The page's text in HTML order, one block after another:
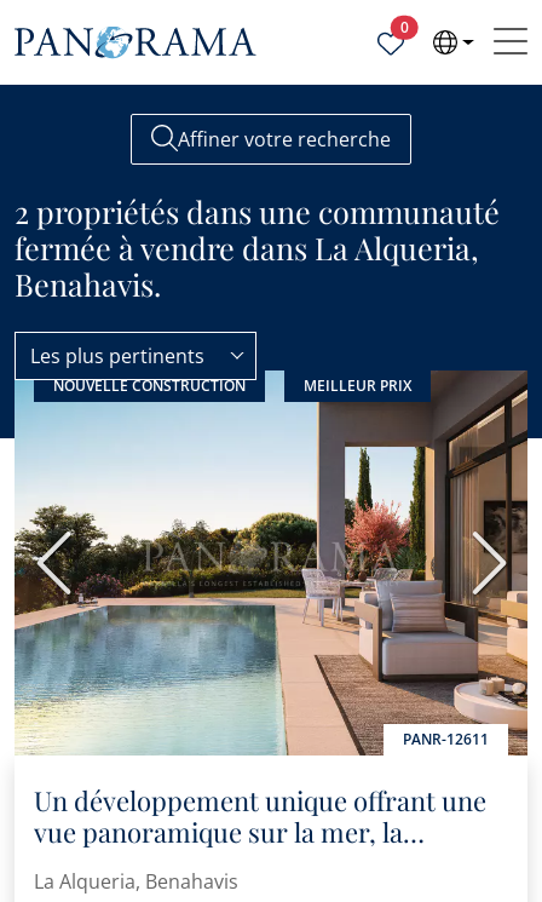
0Propriétés
Affiner votre recherche
2 propriétés dans une communauté
fermée à vendre dans La Alqueria,
Benahavis.
La Alqueria Communauté fermée
Les plus pertinents
NOUVELLE CONSTRUCTION MEILLEUR PRIX
PANR-12611
Précédent
Un développement unique offrant une
vue panoramique sur la mer, la
tranquillité et l'intimité
La Alqueria, Benahavis